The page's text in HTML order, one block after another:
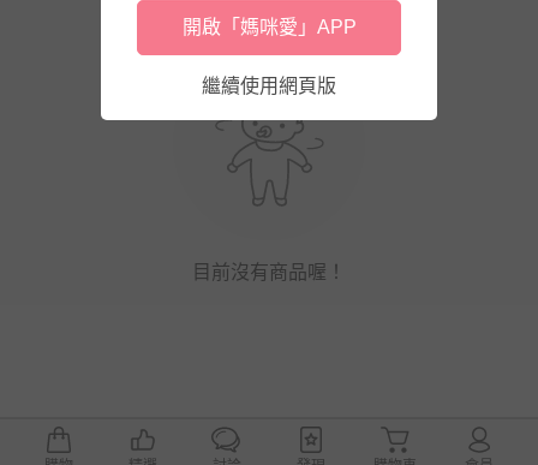
目前沒有商品喔！
開啟「媽咪愛」APP
繼續使用網頁版